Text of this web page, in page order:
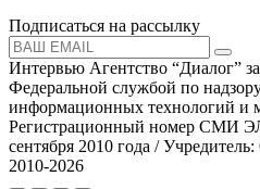
Подписаться на рассылку
Интервью Агентство “Диалог”
Федеральной службой по
информационных технологий и
Регистрационный номер СМИ
сентября 2010 года /
2010-2026